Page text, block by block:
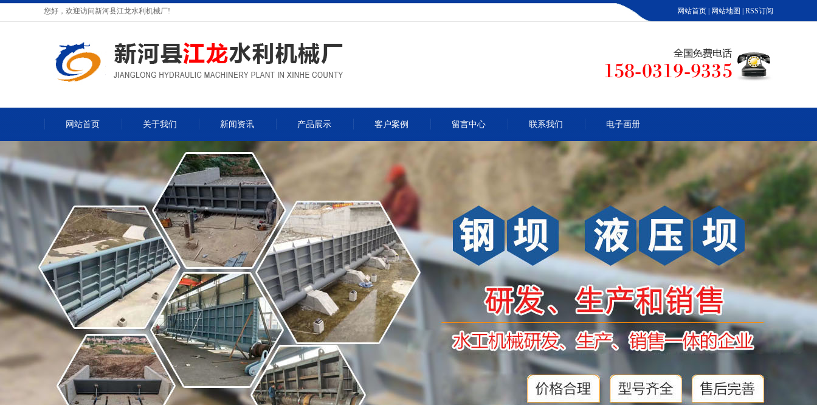
您好，欢迎访问新河县江龙水利机械厂! 网站首页 网站地图 RSS订阅
网站首页 关于我们 新闻资讯 产品展示 客户案例 留言中心 联系我们 电子画册